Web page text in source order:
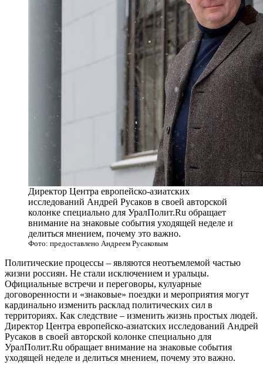
Директор Центра европейско-азиатских
исследований Андрей Русаков в своей авторской
колонке специально для УралПолит.Ru обращает
внимание на знаковые события уходящей неделе и
делиться мнением, почему это важно.
Фото: предоставлено Андреем Русаковым
Политические процессы – являются неотъемлемой частью
жизни россиян. Не стали исключением и уральцы.
Официальные встречи и переговоры, кулуарные
договоренности и «знаковые» поездки и мероприятия могут
кардинально изменить расклад политических сил в
территориях. Как следствие – изменить жизнь простых людей.
Директор Центра европейско-азиатских исследований Андрей
Русаков в своей авторской колонке специально для
УралПолит.Ru обращает внимание на знаковые события
уходящей неделе и делиться мнением, почему это важно.